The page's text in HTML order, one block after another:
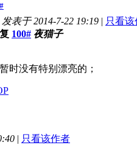
#
发表于 2014-7-22 19:19 | 只看该
100# 夜猫子
时没有特别漂亮的；
| 只看该作者